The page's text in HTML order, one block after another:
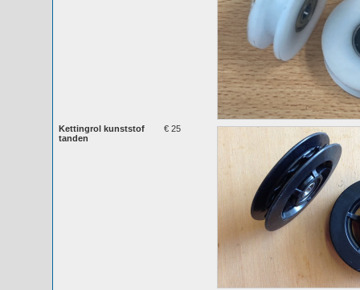
Kettingrol kunststof
tanden
€ 25